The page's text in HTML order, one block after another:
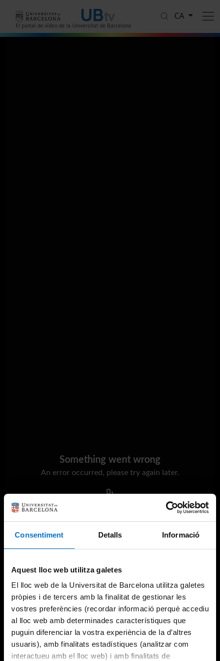
Consentiment Detalls Informació
Aquest lloc web utilitza galetes
El lloc web de la Universitat de Barcelona utilitza galetes
pròpies i de tercers amb la finalitat de gestionar les
vostres preferències (recordar informació perquè accediu
al lloc web amb determinades característiques que
puguin diferenciar la vostra experiència de la d’altres
usuaris), amb finalitats estadístiques (analitzar com
interactueu amb el lloc web) i amb finalitats de
El portal de vídeo de la Universitat de Barcelona
CA
Something went wrong
An error occurred, please try again later.